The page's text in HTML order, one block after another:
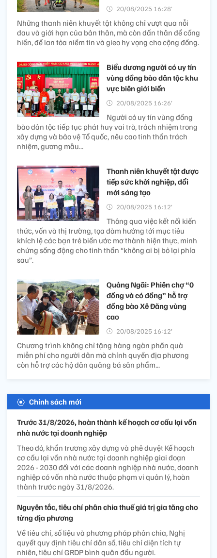
20/08/2025 16:28’
Những thanh niên khuyết tật không chỉ vượt qua nỗi
đau và giới hạn của bản thân, mà còn dấn thân để cống
hiến, để lan tỏa niềm tin và gieo hy vọng cho cộng đồng.
Biểu dương người có uy tín
vùng đồng bào dân tộc khu
vực biên giới biển
20/08/2025 16:26’
Người có uy tín vùng đồng
bào dân tộc tiếp tục phát huy vai trò, trách nhiệm trong
xây dựng và bảo vệ Tổ quốc, nêu cao tinh thần trách
nhiệm, gương mẫu...
Thanh niên khuyết tật được
tiếp sức khởi nghiệp, đổi
mới sáng tạo
20/08/2025 16:12’
Thông qua việc kết nối kiến
thức, vốn và thị trường, tọa đàm hướng tới mục tiêu
khích lệ các bạn trẻ biến ước mơ thành hiện thực, minh
chứng sống động cho tinh thần “không ai bị bỏ lại phía
sau”.
Quảng Ngãi: Phiên chợ “0
đồng và có đồng” hỗ trợ
đồng bào Xê Đăng vùng
cao
20/08/2025 16:12’
Chương trình không chỉ tặng hàng ngàn phần quà
miễn phí cho người dân mà chính quyền địa phương
còn hỗ trợ các hộ dân quảng bá sản phẩm...
Chính sách mới
Trước 31/8/2026, hoàn thành kế hoạch cơ cấu lại vốn
nhà nước tại doanh nghiệp
Theo đó, khẩn trương xây dựng và phê duyệt Kế hoạch
cơ cấu lại vốn nhà nước tại doanh nghiệp giai đoạn
2026 - 2030 đối với các doanh nghiệp nhà nước, doanh
nghiệp có vốn nhà nước thuộc phạm vi quản lý, hoàn
thành trước ngày 31/8/2026.
Nguyên tắc, tiêu chí phân chia thuế giá trị gia tăng cho
từng địa phương
Về tiêu chí, số liệu và phương pháp phân chia, Nghị
quyết quy định tiêu chí dân số, tiêu chí diện tích tự
nhiên, tiêu chí GRDP bình quân đầu người.